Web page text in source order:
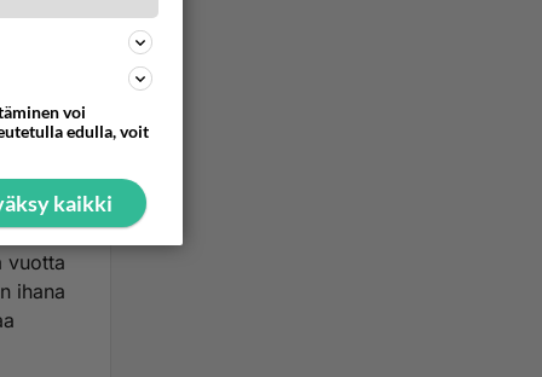
kun
vuotta
ihana
voi
edulla, voit
kaikki